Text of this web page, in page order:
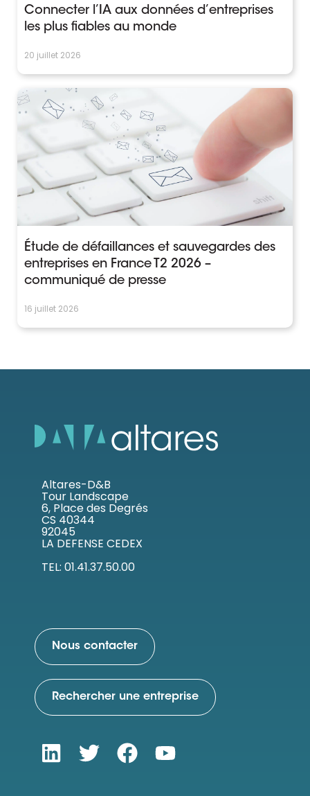
Connecter l’IA aux données d’entreprises
les plus fiables au monde
20 juillet 2026
Étude de défaillances et sauvegardes des
entreprises en France T2 2026 –
communiqué de presse
16 juillet 2026
Altares-D&B
Tour Landscape
6, Place des Degrés
CS 40344
92045
LA DEFENSE CEDEX
TEL: 01.41.37.50.00
Nous contacter
Rechercher une entreprise